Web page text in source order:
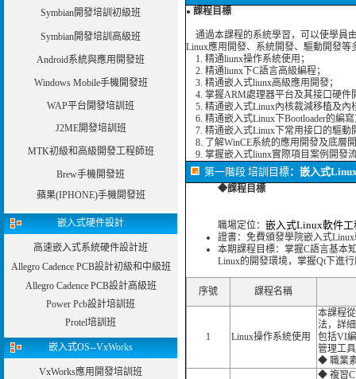
Symbian開發培訓初級班
Symbian開發培訓高級班
Android系統與應用開發班
Windows Mobile手機開發班
WAP平台開發培訓班
J2ME開發培訓班
MTK初級和高級開發工程師班
Brew手機開發班
蘋果(IPHONE)手機開發班
嵌入式硬件設計
高速嵌入式系統硬件設計班
Allegro Cadence PCB設計初級和中級班
Allegro Cadence PCB設計高級班
Power Pcb設計培訓班
Protel培訓班
嵌入式OS--VxWorks
VxWorks應用開發培訓班
● 課程目標
通過本課程的系統學習，可以使學員
Linux應用開發、系統開發、驅動開發等
1. 精通liunx操作系統使用；
2. 精通liunx下C語言高級編程；
3. 精通嵌入式liunx高級應用開發；
4. 掌握ARM處理器平台及其接口硬件
5. 精通嵌入式Linux內核裁減移植及內
6. 精通嵌入式Linux下Bootloader的編
7. 精通嵌入式Linux下常用接口的驅動
8. 了解WinCE系統的應用開發及底層
9. 掌握嵌入式liunx實際項目案例開發
第一階段 培訓目標： 嵌入式
◆課程目標
職場定位： 嵌入式Linux軟件工
證書：免費頒發學院嵌入式
本期課程目標：掌握C語言基本
Linux的開發環境，掌握Qt下進
序號 課程名稱
1 Linux操作系統使用
本課程
法，詳
包括VI
管理工
◆ 職業
◆ 複習C